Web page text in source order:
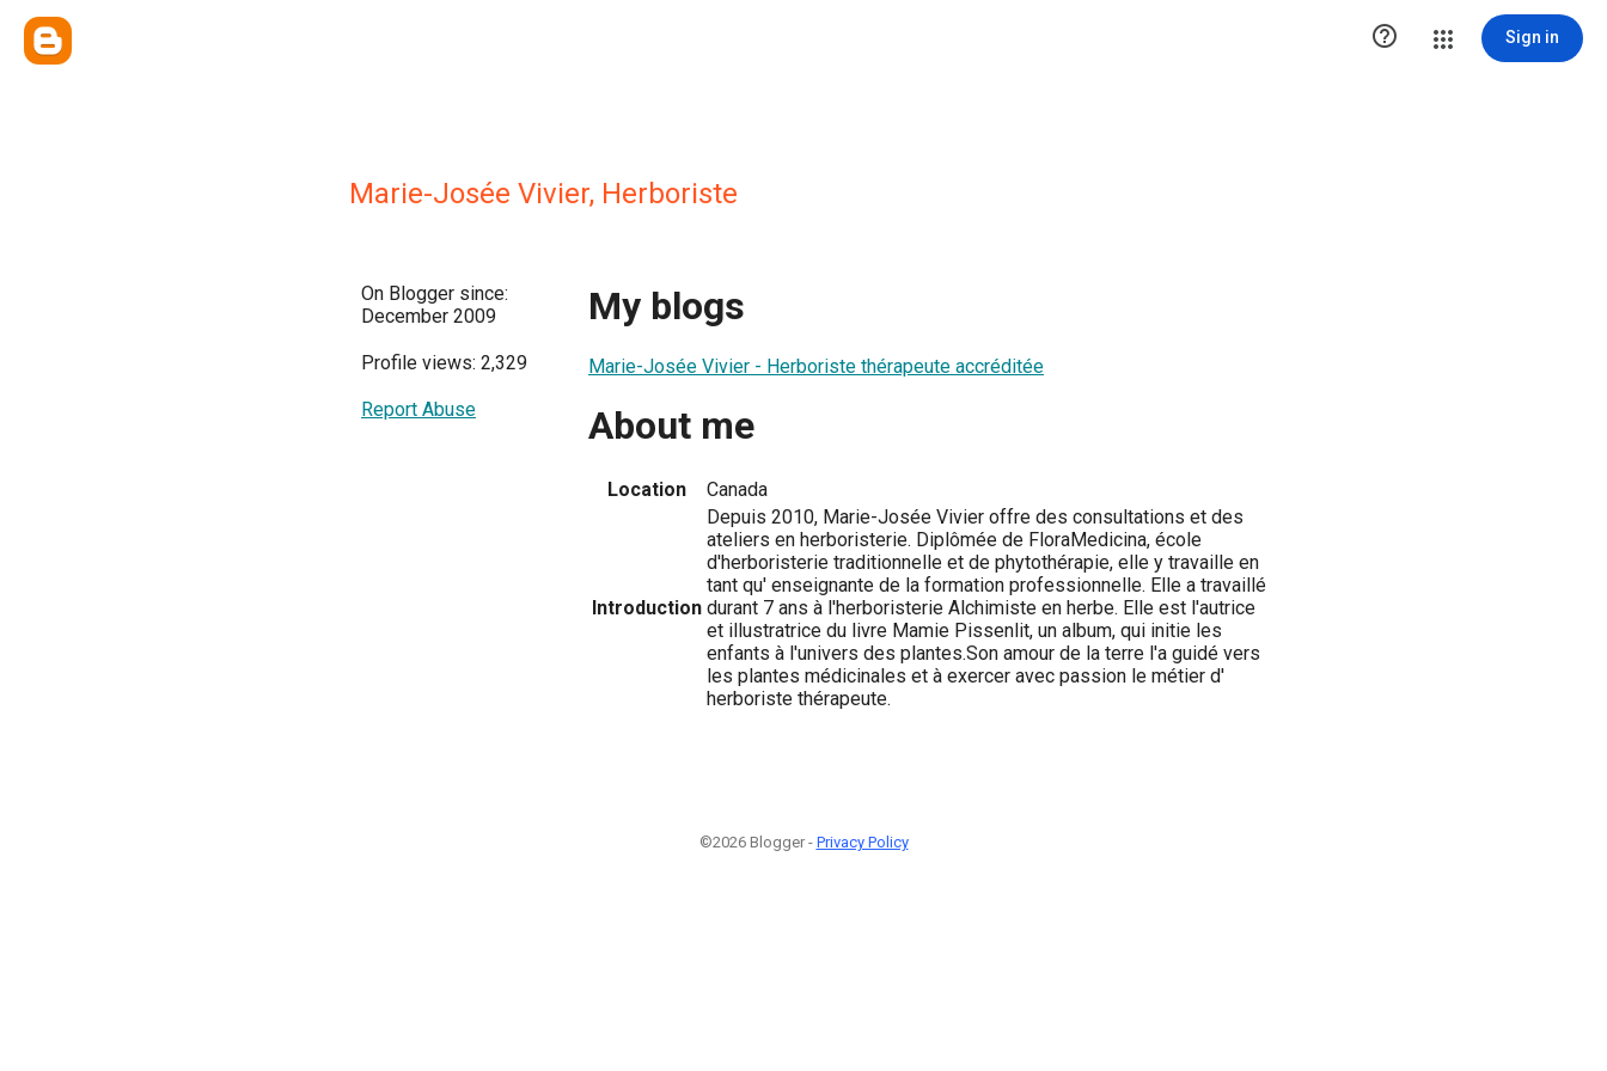
 Sign in
Marie-Josée Vivier, Herboriste
On Blogger since:
December 2009
Profile views: 2,329
Report Abuse
My blogs
Marie-Josée Vivier - Herboriste thérapeute accréditée
About me
Location Canada
Introduction
Depuis 2010, Marie-Josée Vivier offre des consultations et des
ateliers en herboristerie. Diplômée de FloraMedicina, école
d'herboristerie traditionnelle et de phytothérapie, elle y travaille en
tant qu' enseignante de la formation professionnelle. Elle a travaillé
durant 7 ans à l'herboristerie Alchimiste en herbe. Elle est l'autrice
et illustratrice du livre Mamie Pissenlit, un album, qui initie les
enfants à l'univers des plantes.Son amour de la terre l'a guidé vers
les plantes médicinales et à exercer avec passion le métier d'
herboriste thérapeute.
©2026 Blogger - Privacy Policy